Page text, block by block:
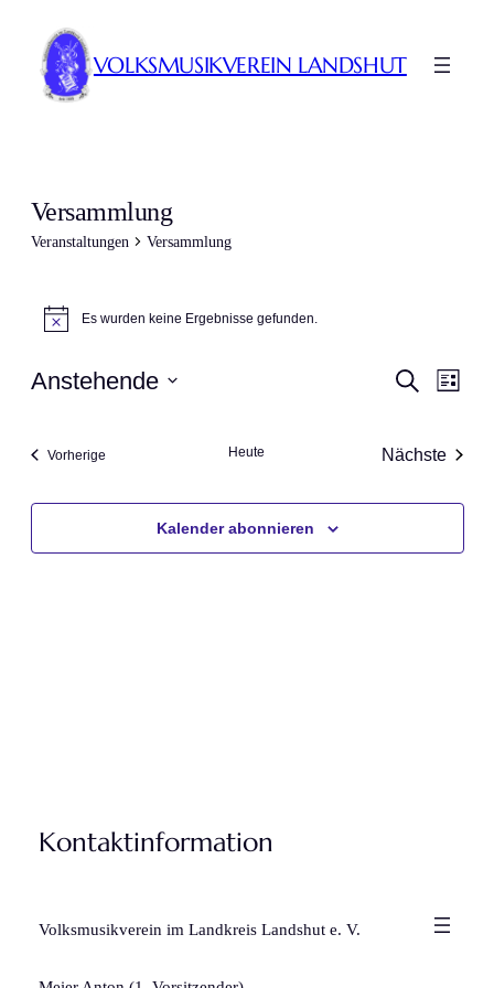
VOLKSMUSIKVEREIN LANDSHUT
Versammlung
Veranstaltungen Versammlung
Veranstaltungen
HinweisEs wurden keine Ergebnisse gefunden.
und
Suche
Liste
Anstehende
VorherigeVeranstaltungen Heute
Nächste
Kalender abonnieren
Kontaktinformation
Volksmusikverein im Landkreis Landshut e. V.